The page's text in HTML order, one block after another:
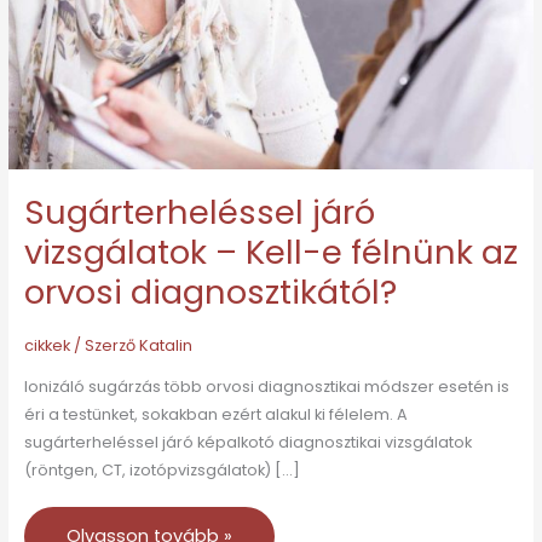
Sugárterheléssel járó
vizsgálatok – Kell-e félnünk az
orvosi diagnosztikától?
cikkek/ SzerzőKatalin
Ionizáló sugárzás több orvosi diagnosztikai módszer esetén is
éri a testünket, sokakban ezért alakul ki félelem. A
sugárterheléssel járó képalkotó diagnosztikai vizsgálatok
(röntgen, CT, izotópvizsgálatok) […]
e
félnünk
az
orvosi
diagnosztikától?
Olvasson tovább »